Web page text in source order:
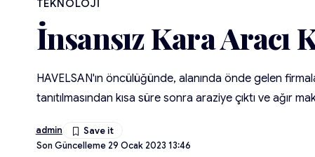
TEKNOLOJI
İnsansız Kara Aracı
HAVELSAN'ın öncülüğünde, alanında önde gelen
tanıtılmasından kısa süre sonra araziye çıktı ve ağır
Son Güncelleme 29 Ocak 2023 13:46
admin